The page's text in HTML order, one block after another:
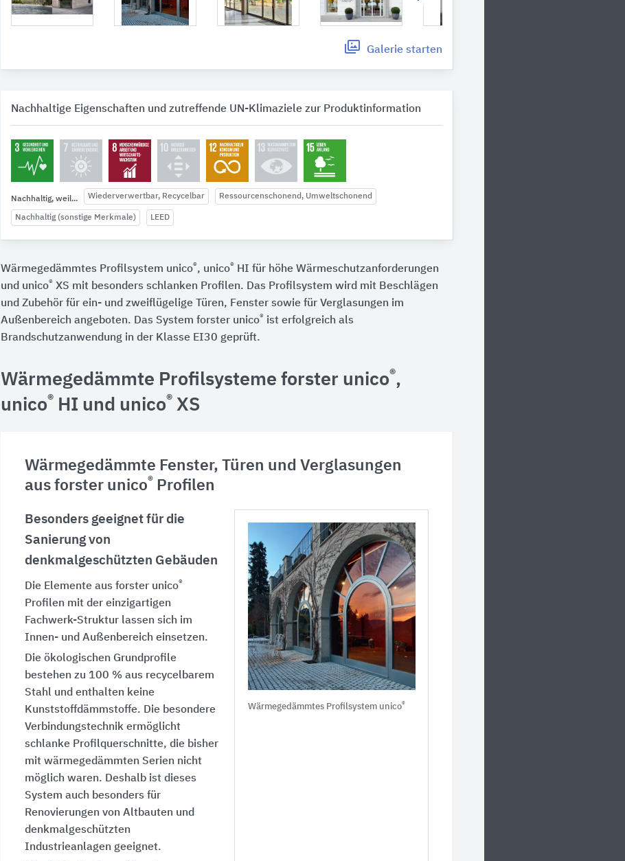
Galerie starten
Nachhaltige Eigenschaften und zutreffende UN-Klimaziele zur Produktinformation
Nachhaltig, weil... Wiederverwertbar, Recycelbar Ressourcenschonend, Umweltschonend
Nachhaltig (sonstige Merkmale) LEED
Wärmegedämmtes Profilsystem unico®, unico® HI für höhe Wärmeschutzanforderungen
und unico® XS mit besonders schlanken Profilen. Das Profilsystem wird mit Beschlägen
und Zubehör für ein- und zweiflügelige Türen, Fenster sowie für Verglasungen im
Außenbereich angeboten. Das System forster unico® ist erfolgreich als
Brandschutzanwendung in der Klasse EI30 geprüft.
Wärmegedämmte Profilsysteme forster unico®,
unico® HI und unico® XS
Wärmegedämmte Fenster, Türen und Verglasungen
aus forster unico® Profilen
Besonders geeignet für die
Sanierung von
denkmalgeschützten Gebäuden
Die Elemente aus forster unico®
Profilen mit der einzigartigen
Fachwerk-Struktur lassen sich im
Innen- und Außenbereich einsetzen.
Die ökologischen Grundprofile
bestehen zu 100 %aus recycelbarem
Stahl und enthalten keine
Kunststoffdämmstoffe. Die besondere
Verbindungstechnik ermöglicht
schlanke Profilquerschnitte, die bisher
mit wärmegedämmten Serien nicht
möglich waren. Deshalb ist dieses
System auch besonders für
Renovierungen von Altbauten und
denkmalgeschützten
Industrieanlagen geeignet.
Wärmegedämmtes Profilsystem unico®